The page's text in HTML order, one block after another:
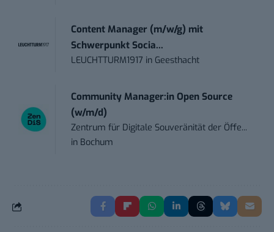
Content Manager (m/w/g) mit
Schwerpunkt Socia...
LEUCHTTURM1917 in Geesthacht
Community Manager:in Open Source
(w/m/d)
Zentrum für Digitale Souveränität der Öffe...
in Bochum